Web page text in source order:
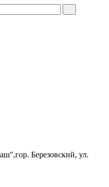
Березовский, ул.